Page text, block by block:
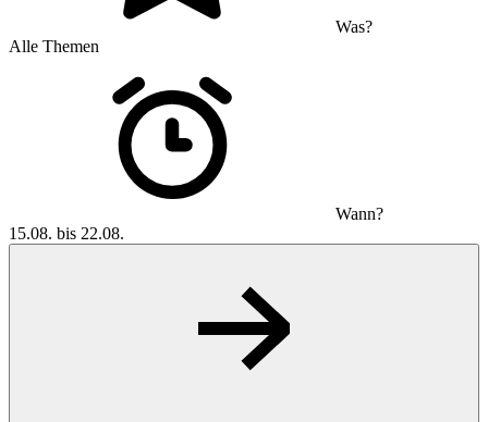
Was?
Alle Themen
Wann?
15.08. bis 22.08.